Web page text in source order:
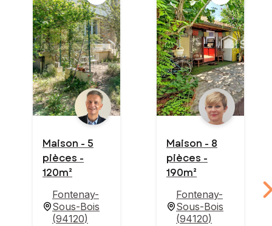
Maison - 5
pièces -
120m²
Fontenay-
Sous-Bois
(94120)
Maison - 8
pièces -
190m²
Fontenay-
Sous-Bois
(94120)